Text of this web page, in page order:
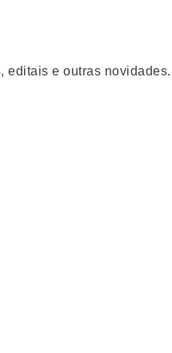
editais e outras novidades.